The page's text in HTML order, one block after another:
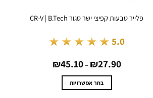
פלייר טבעות קפיצי ישר סגור CR-V | B.Tech
★★★★★5.0
₪27.90
–
₪45.10
בחר אפשרויות